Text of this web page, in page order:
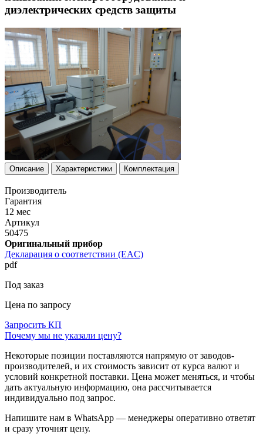
диэлектрических средств защиты
Описание Характеристики Комплектация
Производитель
Гарантия
12 мес
Артикул
50475
Оригинальный прибор
Декларация о соответствии (EAC)
pdf
Под заказ
Цена по запросу
Запросить КП
Почему мы не указали цену?
Некоторые позиции поставляются напрямую от заводов-
производителей, и их стоимость зависит от курса валют и
условий конкретной поставки. Цена может меняться, и чтобы
дать актуальную информацию, она рассчитывается
индивидуально под запрос.
Напишите нам в WhatsApp — менеджеры оперативно ответят
и сразу уточнят цену.